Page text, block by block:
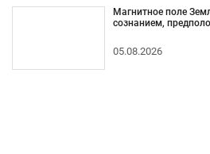
Магнитное поле
сознанием,
05.08.2026